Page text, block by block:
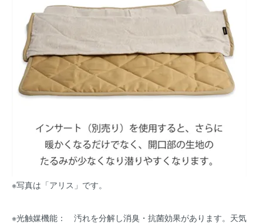
※写真は「アリス」です。
※光触媒機能： 汚れを分解し消臭・抗菌効果があります。天気